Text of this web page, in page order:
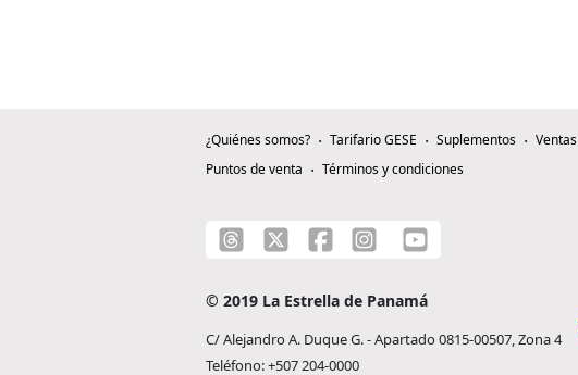
¿Quiénes somos? Tarifario GESE Suplementos Ventas
Puntos de venta
Términos y condiciones
© 2019 La Estrella de Panamá
C/ Alejandro A. Duque G. - Apartado 0815-00507, Zona 4
Teléfono: +507 204-0000